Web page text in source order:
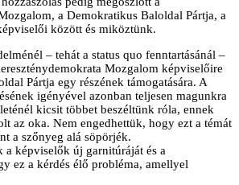
a Demokratikus Baloldal Pártja, a
között és miköztünk.
– tehát a status quo fenntartásánál –
Mozgalom képviselőire
Pártja egy részének támogatására. A
igényével azonban teljesen magunkra
kicsit többet beszéltünk róla, ennek
az oka. Nem engedhettük, hogy ezt a témát
a szőnyeg alá söpörjék.
a képviselők új garnitúráját és a
ez a kérdés élő probléma, amellyel